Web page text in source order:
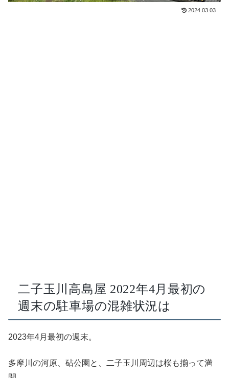
2024.03.03
二子玉川高島屋 2022年4月最初の
週末の駐車場の混雑状況は
2023年4月最初の週末。
多摩川の河原、砧公園と、二子玉川周辺は桜も揃って満